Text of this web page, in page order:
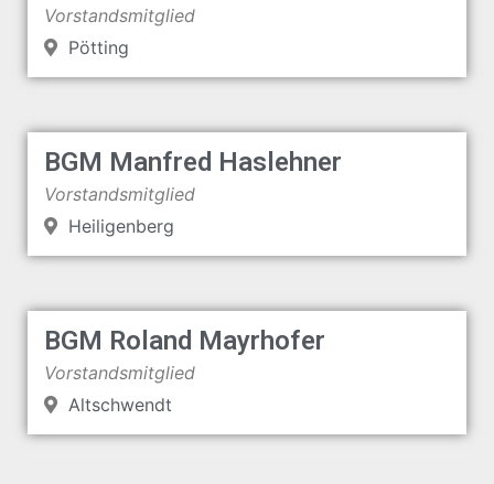
Vorstandsmitglied
Pötting
BGM Manfred Haslehner
Vorstandsmitglied
Heiligenberg
BGM Roland Mayrhofer
Vorstandsmitglied
Altschwendt